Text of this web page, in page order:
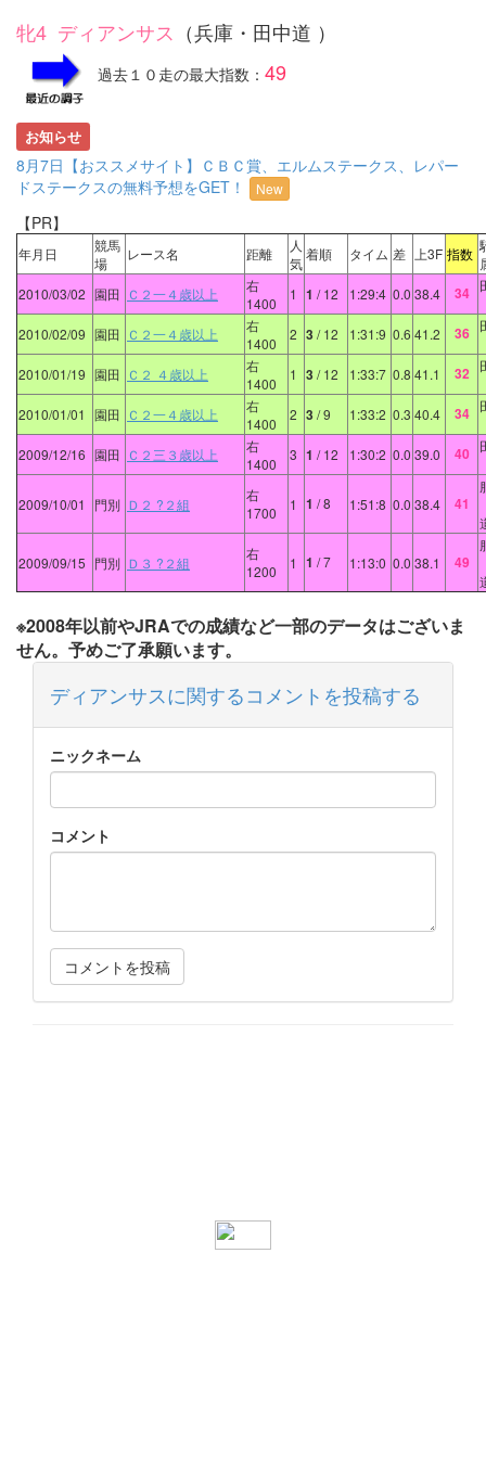
牝4 ディアンサス （兵庫・田中道 ）
過去１０走の最大指数： 49
お知らせ
8月7日【おススメサイト】ＣＢＣ賞、エルムステークス、レパー
ドステークスの無料予想をGET！
New
【PR】
年月日
競馬
場
レース名 距離
人
気
着順 タイム 差 上3F 指数
2010/03/02 園田 Ｃ２一４歳以上
右
1400
1 1 / 12 1:29:4 0.0 38.4 34
2010/02/09 園田 Ｃ２一４歳以上
右
1400
2 3/ 12 1:31:9 0.6 41.2 36
2010/01/19 園田 Ｃ２ ４歳以上
右
1400
1 3/ 12 1:33:7 0.8 41.1 32
2010/01/01 園田 Ｃ２一４歳以上
右
1400
2 3/ 9 1:33:2 0.3 40.4 34
2009/12/16 園田 Ｃ２三３歳以上
右
1400
3 1 / 12 1:30:2 0.0 39.0 40
2009/10/01 門別 Ｄ２ ?２組
右
1700
1 1 / 8 1:51:8 0.0 38.4 41
2009/09/15 門別 Ｄ３ ?２組
右
1200
1 1 / 7 1:13:0 0.0 38.1 49
※2008年以前やJRAでの成績など一部のデータはございま
せん。予めご了承願います。
ディアンサスに関するコメントを投稿する
ニックネーム
コメント